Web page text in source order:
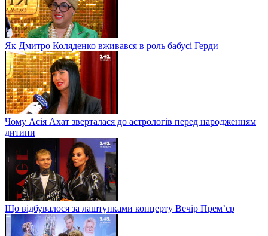
Як Дмитро Коляденко вживався в роль бабусі Герди
Чому Асія Ахат зверталася до астрологів перед народженням
дитини
Що відбувалося за лаштунками концерту Вечір Прем’єр